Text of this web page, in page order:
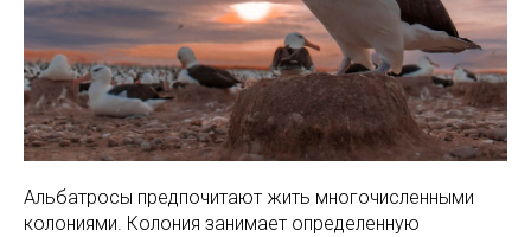
Альбатросы предпочитают жить многочисленными
колониями. Колония занимает определенную